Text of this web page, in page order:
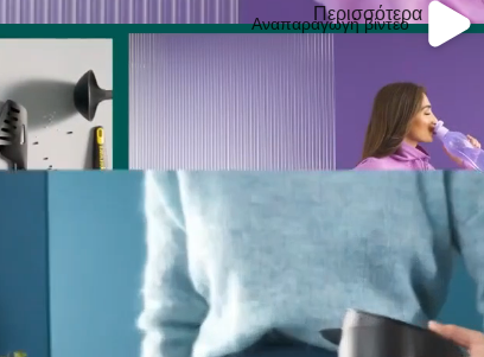
Περισσότερα
Αναπαραγωγή βίντεο